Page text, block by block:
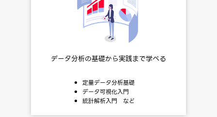
データ分析の基礎から実践まで学べる
定量データ分析基礎
データ可視化入門
統計解析入門 など